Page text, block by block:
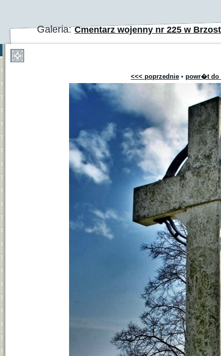
Galeria:Cmentarz wojenny nr 225 w
<<< poprzednie • powr�t do